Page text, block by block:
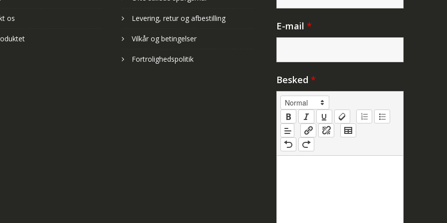
os Levering, retur og afbestilling
Vilkår og betingelser
Fortrolighedspolitik
E-mail *
Besked *